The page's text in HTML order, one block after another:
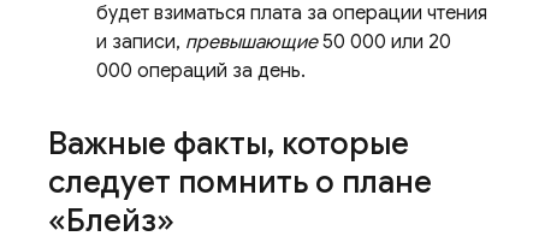
будет взиматься плата за операции чтения
и записи, превышающие50 000 или 20
000 операций за день.
Важные факты, которые
следует помнить о плане
«Блейз»